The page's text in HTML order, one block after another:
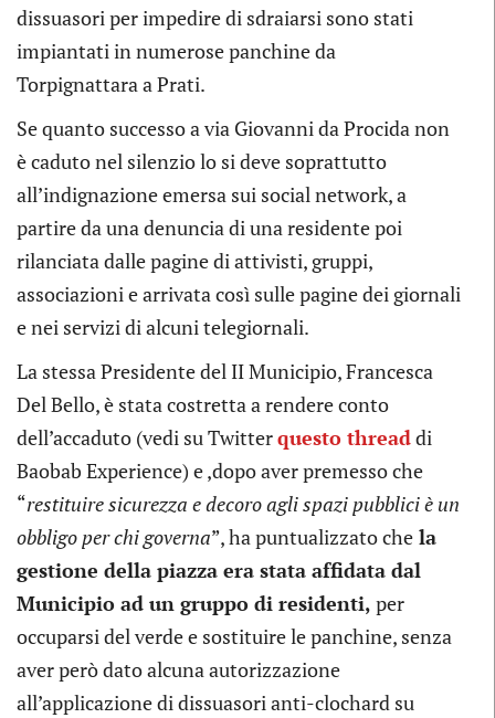
dissuasori per impedire di sdraiarsi sono stati
impiantati in numerose panchine da
Torpignattara a Prati.
Se quanto successo a via Giovanni da Procida non
è caduto nel silenzio lo si deve soprattutto
all’indignazione emersa sui social network, a
partire da una denuncia di una residente poi
rilanciata dalle pagine di attivisti, gruppi,
associazioni e arrivata così sulle pagine dei giornali
e nei servizi di alcuni telegiornali.
La stessa Presidente del II Municipio, Francesca
Del Bello, è stata costretta a rendere conto
dell’accaduto (vedi su Twitterquesto threaddi
Baobab Experience) e ,dopo aver premesso che
“restituire sicurezza e decoro agli spazi pubblici è un
obbligo per chi governa”, ha puntualizzato che la
gestione della piazza era stata affidata dal
Municipio ad un gruppo di residenti, per
occuparsi del verde e sostituire le panchine, senza
aver però dato alcuna autorizzazione
all’applicazione di dissuasori anti-clochard su